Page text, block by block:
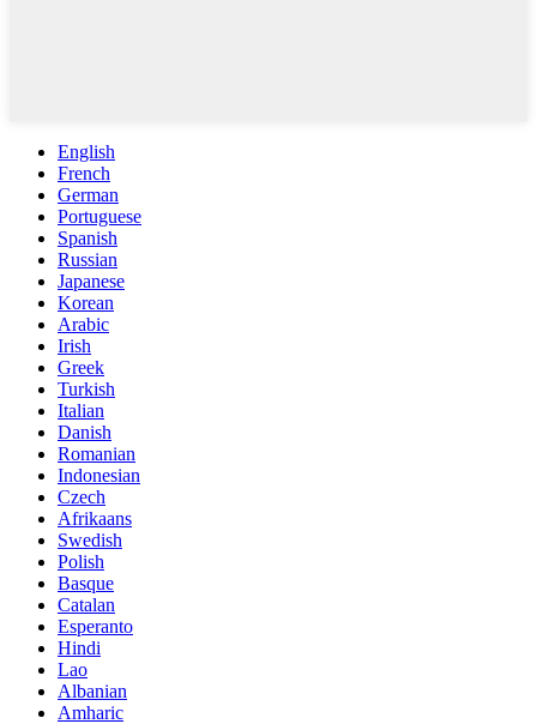
English
French
German
Portuguese
Spanish
Russian
Japanese
Korean
Arabic
Irish
Greek
Turkish
Italian
Danish
Romanian
Indonesian
Czech
Afrikaans
Swedish
Polish
Basque
Catalan
Esperanto
Hindi
Lao
Albanian
Amharic